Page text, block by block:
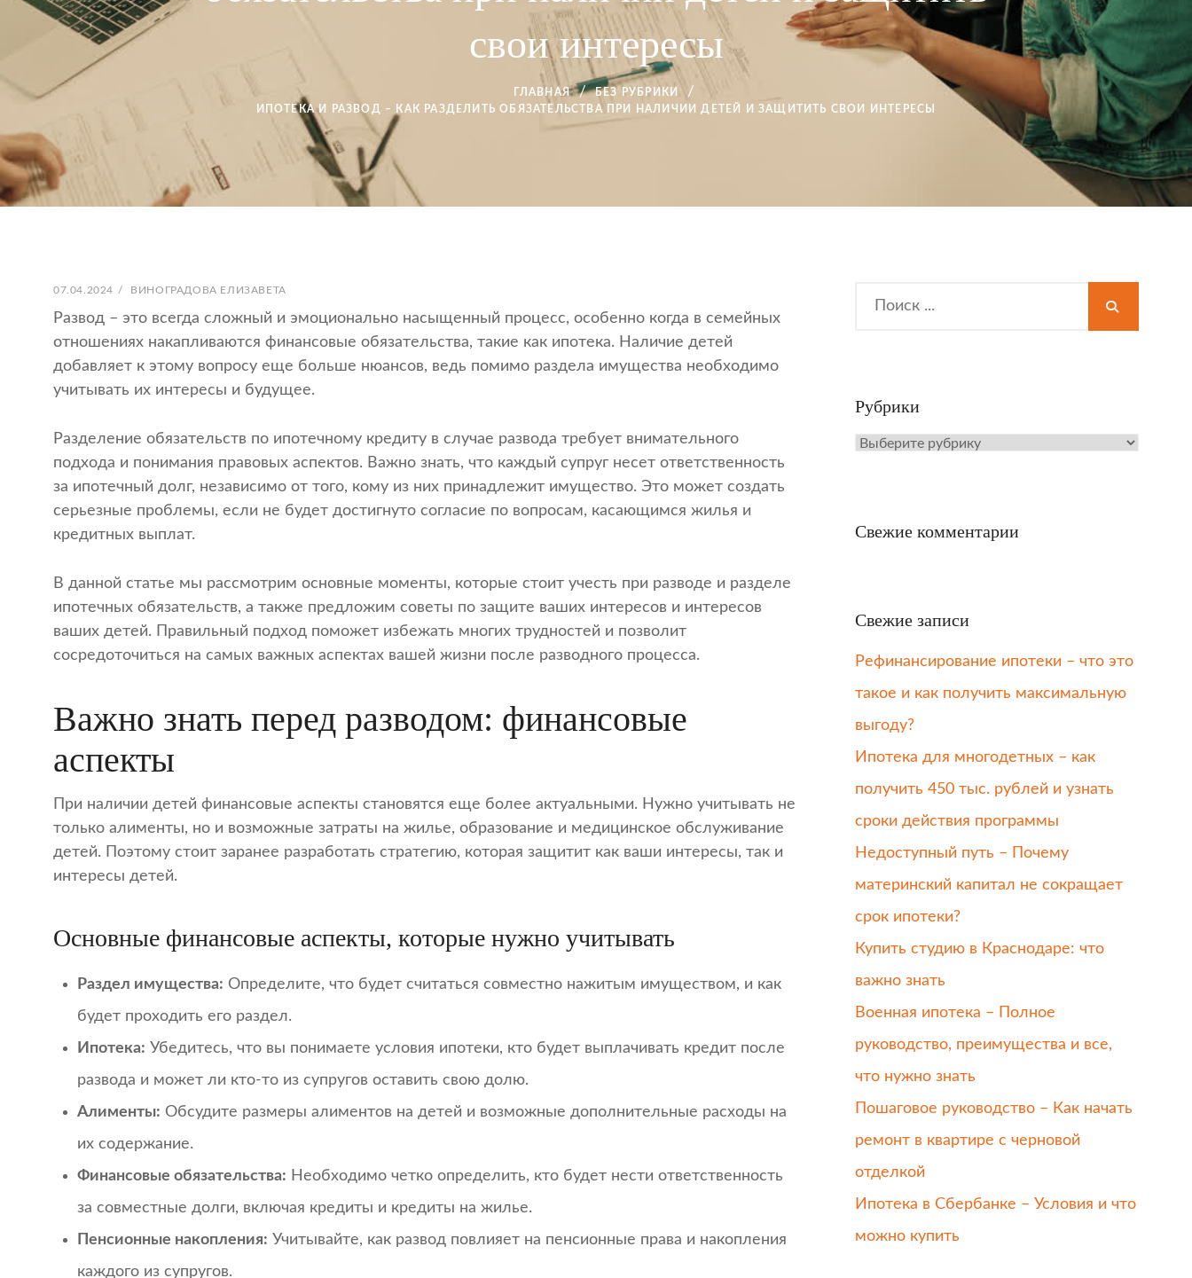
свои интересы
ГЛАВНАЯ
БЕЗ РУБРИКИ
ИПОТЕКА И РАЗВОД – КАК РАЗДЕЛИТЬ ОБЯЗАТЕЛЬСТВА ПРИ НАЛИЧИИ ДЕТЕЙ И ЗАЩИТИТЬ СВОИ ИНТЕРЕСЫ
ОПУБЛИКОВАНО
07.04.2024 / АВТОР:
ВИНОГРАДОВА ЕЛИЗАВЕТА
Развод – это всегда сложный и эмоционально насыщенный процесс, особенно когда в семейных
отношениях накапливаются финансовые обязательства, такие как ипотека. Наличие детей
добавляет к этому вопросу еще больше нюансов, ведь помимо раздела имущества необходимо
учитывать их интересы и будущее.
Разделение обязательств по ипотечному кредиту в случае развода требует внимательного
подхода и понимания правовых аспектов. Важно знать, что каждый супруг несет ответственность
за ипотечный долг, независимо от того, кому из них принадлежит имущество. Это может создать
серьезные проблемы, если не будет достигнуто согласие по вопросам, касающимся жилья и
кредитных выплат.
В данной статье мы рассмотрим основные моменты, которые стоит учесть при разводе и разделе
ипотечных обязательств, а также предложим советы по защите ваших интересов и интересов
ваших детей. Правильный подход поможет избежать многих трудностей и позволит
сосредоточиться на самых важных аспектах вашей жизни после разводного процесса.
Важно знать перед разводом: финансовые
аспекты
При наличии детей финансовые аспекты становятся еще более актуальными. Нужно учитывать не
только алименты, но и возможные затраты на жилье, образование и медицинское обслуживание
детей. Поэтому стоит заранее разработать стратегию, которая защитит как ваши интересы, так и
интересы детей.
Основные финансовые аспекты, которые нужно учитывать
Раздел имущества: Определите, что будет считаться совместно нажитым имуществом, и как
будет проходить его раздел.
Ипотека: Убедитесь, что вы понимаете условия ипотеки, кто будет выплачивать кредит после
развода и может ли кто-то из супругов оставить свою долю.
Алименты: Обсудите размеры алиментов на детей и возможные дополнительные расходы на
их содержание.
Финансовые обязательства: Необходимо четко определить, кто будет нести ответственность
за совместные долги, включая кредиты и кредиты на жилье.
Пенсионные накопления: Учитывайте, как развод повлияет на пенсионные права и накопления
каждого из супругов.
for:
Рубрики
Рубрики
Свежие комментарии
Свежие записи
Рефинансирование ипотеки – что это
такое и как получить максимальную
выгоду?
Ипотека для многодетных – как
получить 450 тыс. рублей и узнать
сроки действия программы
Недоступный путь – Почему
материнский капитал не сокращает
срок ипотеки?
Купить студию в Краснодаре: что
важно знать
Военная ипотека – Полное
руководство, преимущества и все,
что нужно знать
Пошаговое руководство – Как начать
ремонт в квартире с черновой
отделкой
Ипотека в Сбербанке – Условия и что
можно купить